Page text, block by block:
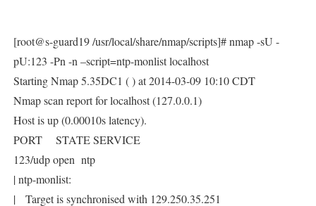
[root@s-guard19 /usr/local/share/nmap/scripts]# nmap -sU -
pU:123 -Pn -n –script=ntp-monlist localhost
Starting Nmap 5.35DC1 ( ) at 2014-03-09 10:10 CDT
Nmap scan report for localhost (127.0.0.1)
Host is up (0.00010s latency).
PORT STATE SERVICE
123/udp open ntp
| ntp-monlist:
| Target is synchronised with 129.250.35.251